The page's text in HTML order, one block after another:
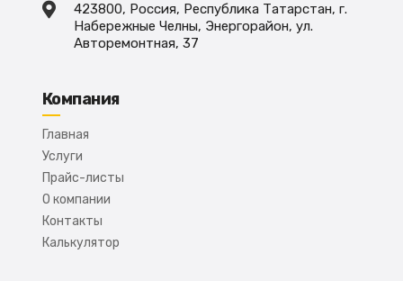
423800, Россия, Республика Татарстан, г.
Набережные Челны, Энергорайон, ул.
Авторемонтная, 37
Компания
Главная
Услуги
Прайс-листы
О компании
Контакты
Калькулятор